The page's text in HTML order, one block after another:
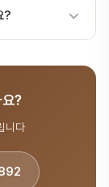
진 보호: 진료 후
일반 진료실임플
내 바닥 흡입구
샤워 시스템
?
reservation)
?
니다